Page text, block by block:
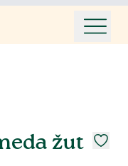
žut